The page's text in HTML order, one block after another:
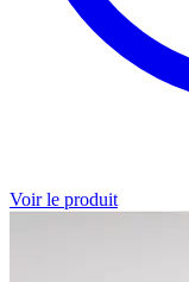
Voir le produit